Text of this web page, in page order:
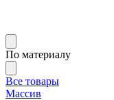
По материалу
Все товары
Массив